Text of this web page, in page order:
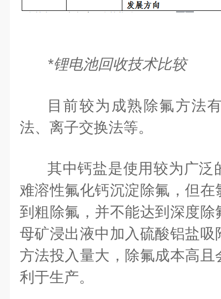
*锂电池回收技术比较
目前较为成熟除氟方法
法、离子交换法等。
其中钙盐是使用较为广泛
难溶性氟化钙沉淀除氟，但
到粗除氟，并不能达到深度
母矿浸出液中加入硫酸铝盐
方法投入量大，除氟成本高
利于生产。